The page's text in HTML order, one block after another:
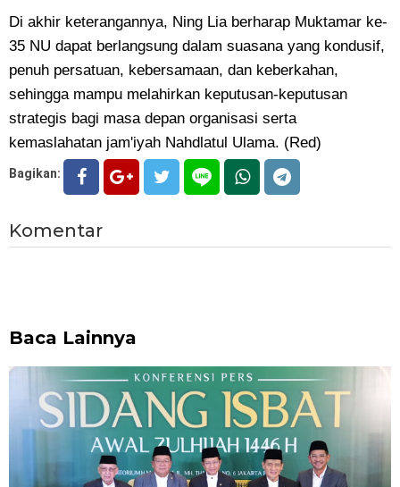
Di akhir keterangannya, Ning Lia berharap Muktamar ke-
35 NU dapat berlangsung dalam suasana yang kondusif,
penuh persatuan, kebersamaan, dan keberkahan,
sehingga mampu melahirkan keputusan-keputusan
strategis bagi masa depan organisasi serta
kemaslahatan jam'iyah Nahdlatul Ulama. (Red)
Bagikan:
Komentar
Baca Lainnya